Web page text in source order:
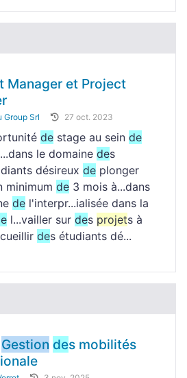
Manager et Project
Group Srl 27 oct. 2023
de stage au sein de
le domaine des
désireux de plonger
minimum de 3 mois à...dans
de l'interpr...ialisée dans la
l...vailler sur des projets à
des étudiants dé...
Gestion des mobilités